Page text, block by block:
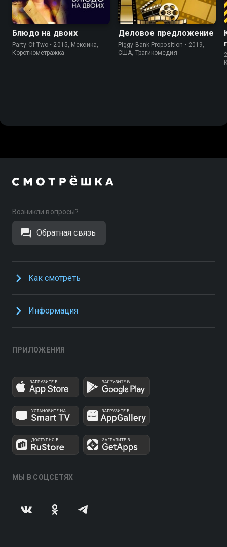
Блюдо на двоих
Party Of Two • 2015, Мексика,
Короткометражка
Деловое предложение
Piggy Bank Proposition • 2019,
США, Трагикомедия
Возникли вопросы?
Обратная связь
Как смотреть
Информация
ПРИЛОЖЕНИЯ
МЫ В СОЦСЕТЯХ